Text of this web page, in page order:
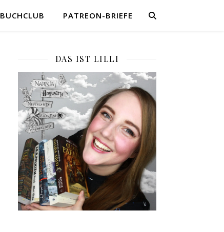
BUCHCLUB PATREON-BRIEFE
DAS IST LILLI